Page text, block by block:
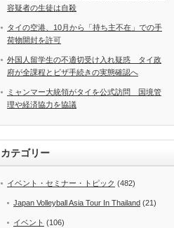
容疑者の生徒は自殺
タイの空港、10月から「持ち主不在」での手
荷物開封を許可
外国人留学生の不適切受け入れ疑惑 タイ政
府が全課程とビザ手続きの実態確認へ
ミャンマー大統領がタイを公式訪問 国境管
理や経済協力を協議
カテゴリー
イベント・セミナー・トピック (482)
Japan Volleyball Asia Tour In Thailand (21)
イベント (106)